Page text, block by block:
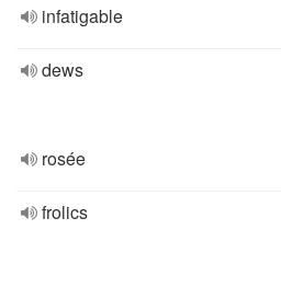
infatigable
dews
rosée
frolics